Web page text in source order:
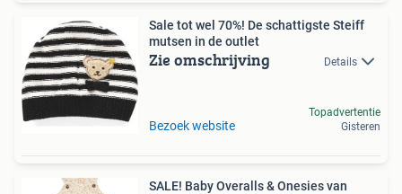
Sale tot wel 70%! De schattigste Steiff
mutsen in de outlet
Zie omschrijving Details
Bezoek website
Topadvertentie
Gisteren
SALE! Baby Overalls & Onesies van